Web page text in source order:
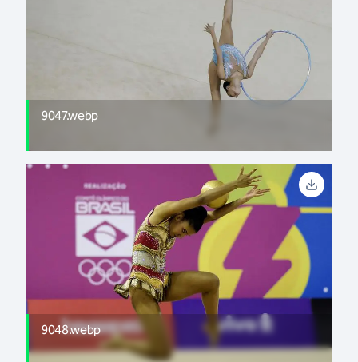
9047.webp
9048.webp